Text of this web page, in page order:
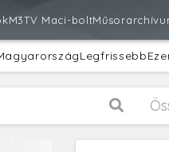
M3TV Maci-bolt
Legfrissebb